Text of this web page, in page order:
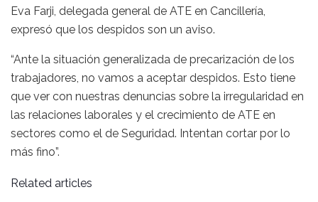
Eva Farji, delegada general de ATE en Cancillería,
expresó que los despidos son un aviso.
“Ante la situación generalizada de precarización de los
trabajadores, no vamos a aceptar despidos. Esto tiene
que ver con nuestras denuncias sobre la irregularidad en
las relaciones laborales y el crecimiento de ATE en
sectores como el de Seguridad. Intentan cortar por lo
más fino”.
Related articles